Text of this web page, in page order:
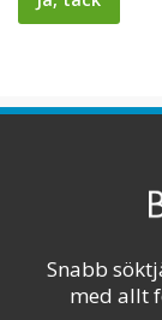
Snabb
med allt